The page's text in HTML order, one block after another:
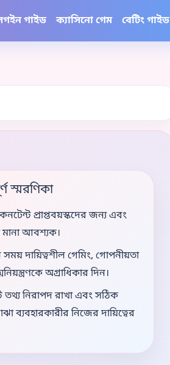
গাইড ক্যাসিনো গেম বেটিং গাইড
স্মরণিকা
প্রাপ্তবয়স্কদের জন্য এবং
মানা আবশ্যক।
সময় দায়িত্বশীল গেমিং, গোপনীয়তা
অগ্রাধিকার দিন।
তথ্য নিরাপদ রাখা এবং সঠিক
ব্যবহারকারীর নিজের দায়িত্বের